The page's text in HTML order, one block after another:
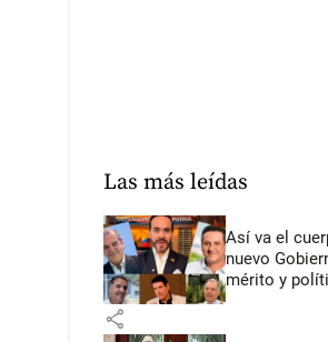
Las más leídas
Así va el
nuevo
mérito y
share